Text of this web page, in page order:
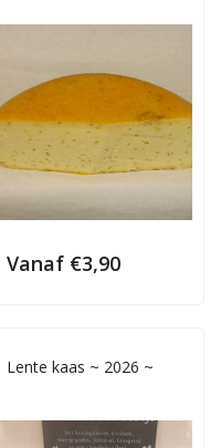
Vanaf €3,90
Lente kaas ~ 2026 ~